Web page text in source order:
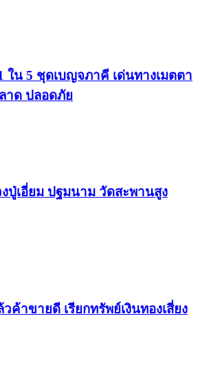
ใน 5​ ชุดเบญจ​ภาคี​ เด่นทางเมตตา​
าด​ ปลอดภัย​
ปู่เอี่ยม ​ปฐม​นาม​ วัดสะพานสูง​
ค้าขาย​ดี​ เรียก​ทรัพย์เงินทอง​เสี่ยง